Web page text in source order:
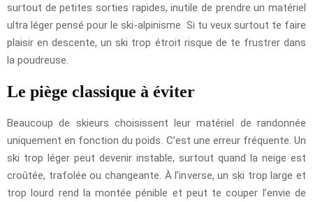
surtout de petites sorties rapides, inutile de prendre un matériel
ultra léger pensé pour le ski-alpinisme. Si tu veux surtout te faire
plaisir en descente, un ski trop étroit risque de te frustrer dans
la poudreuse.
Le piège classique à éviter
Beaucoup de skieurs choisissent leur matériel de randonnée
uniquement en fonction du poids. C’est une erreur fréquente. Un
ski trop léger peut devenir instable, surtout quand la neige est
croûtée, trafolée ou changeante. À l’inverse, un ski trop large et
trop lourd rend la montée pénible et peut te couper l’envie de